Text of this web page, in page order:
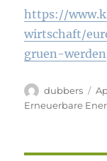
https://
wirtschaft/
gruen-werden
Autor
dubbers
Erneuerbare